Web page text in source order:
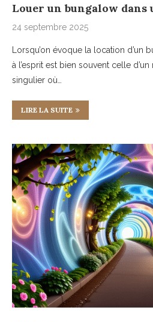
Louer un bungalow dans
24 septembre 2025
Lorsqu’on évoque la location d’un
à l’esprit est bien souvent celle
singulier où…
LIRE LA SUITE